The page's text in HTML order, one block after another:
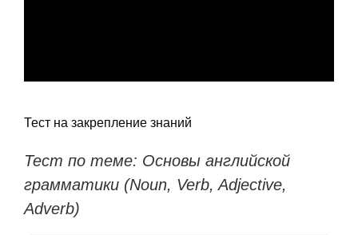
Тест на закрепление знаний
Тест по теме: Основы английской
грамматики (Noun, Verb, Adjective,
Adverb)